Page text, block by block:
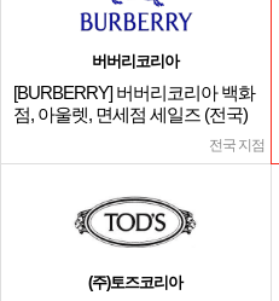
버버리코리아
[BURBERRY] 버버리코리아 백화
점, 아울렛, 면세점 세일즈 (전국)
전국 지점
(주)토즈코리아